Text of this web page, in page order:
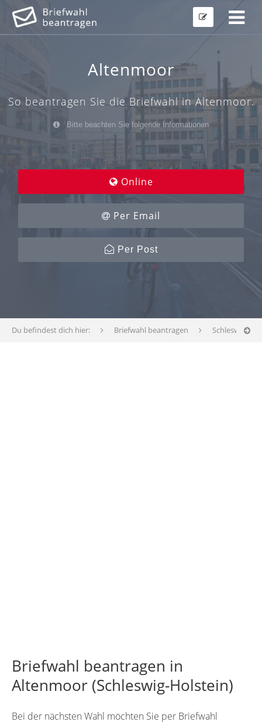
Altenmoor
So beantragen Sie die Briefwahl in Altenmoor.
Bitte beachten Sie folgende Informationen
Online
Per Email
Per Post
Du befindest dich hier: Briefwahl beantragen Schleswig-
Briefwahl beantragen in
Altenmoor (Schleswig-Holstein)
Bei der nächsten Wahl möchten Sie per Briefwahl